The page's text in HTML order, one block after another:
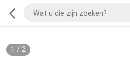
1 / 2